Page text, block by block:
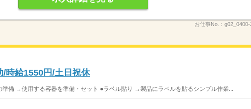
お仕事No.： g02_0400-
/時給1550円/土日祝休
準備 →使用する容器を準備・セット ●ラベル貼り →製品にラベルを貼るシンプル作業...